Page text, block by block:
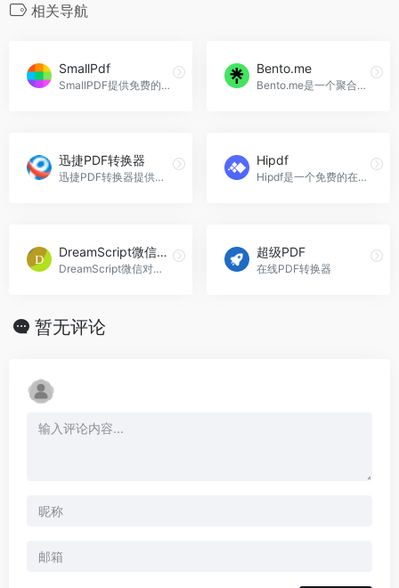
相关导航
SmallPdf
SmallPDF提供免费的在线工具，将图片轻松转换为PDF格式。
Bento.me
Bento.me是一个聚合个人社交账号的简易展示网站。
迅捷PDF转换器
迅捷PDF转换器提供完全免费的在线PDF转Word服务。
Hipdf
Hipdf是一个免费的在线PDF编辑和转换工具，支持PDF转Word等功能。
DreamScript微信对话生成器
DreamScript微信对话生成器是一个模拟真实微信聊天界面的创作工具，专注于剧情创作和娱乐。
超级PDF
在线PDF转换器
暂无评论